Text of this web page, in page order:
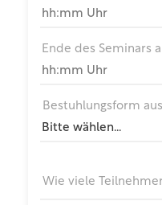
Ende des Seminars
Bestuhlungsform
Wie viele